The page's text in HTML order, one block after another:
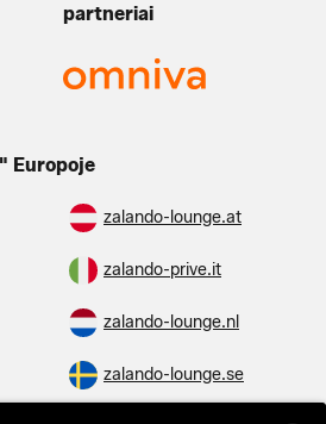
partneriai
Europoje
zalando-lounge.at
zalando-prive.it
zalando-lounge.nl
zalando-lounge.se